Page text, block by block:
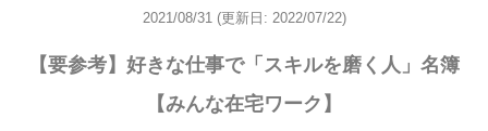
2021/08/31 (更新日: 2022/07/22)
【要参考】好きな仕事で「スキルを磨く人」名簿
【みんな在宅ワーク】